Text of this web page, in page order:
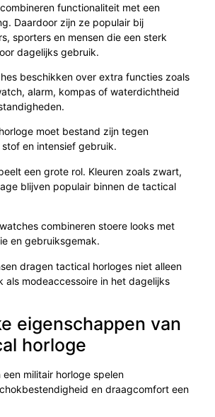
functionaliteit met een
Daardoor zijn ze populair bij
sporters en mensen die een sterk
dagelijks gebruik.
beschikken over extra functies zoals
alarm, kompas of waterdichtheid
moet bestand zijn tegen
en intensief gebruik.
een grote rol. Kleuren zoals zwart,
blijven populair binnen de tactical
combineren stoere looks met
en gebruiksgemak.
dragen tactical horloges niet alleen
als modeaccessoire in het dagelijks
eigenschappen van
horloge
militair horloge spelen
en draagcomfort een